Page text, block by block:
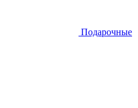
Подарочные